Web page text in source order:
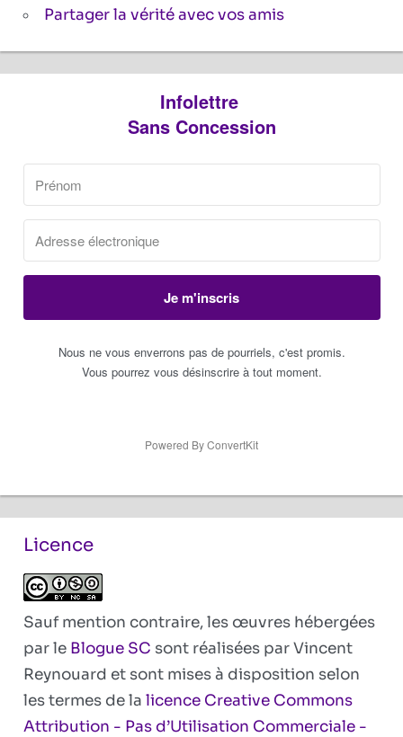
Partager la vérité avec vos amis
Infolettre
Sans Concession
Je m'inscris
Nous ne vous enverrons pas de pourriels, c'est promis.
Vous pourrez vous désinscrire à tout moment.
Powered By ConvertKit
Licence
Sauf mention contraire, les œuvres hébergées
par le Blogue SC sont réalisées par Vincent
Reynouard et sont mises à disposition selon
les termes de la licence Creative Commons
Attribution - Pas d’Utilisation Commerciale -